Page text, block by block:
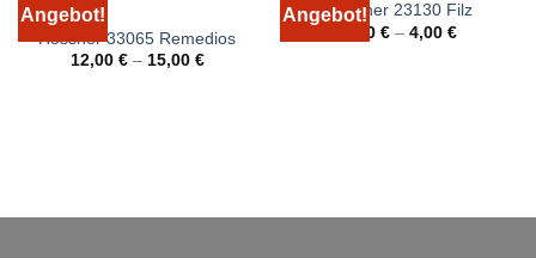
Angebot!
Hossner 33065 Remedios
12,00 €– 15,00 €
Angebot!Hossner 23130 Filz
3,00 €– 4,00 €